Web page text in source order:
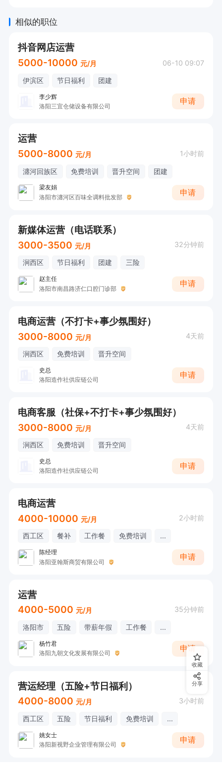
【联系我时，请说是在全洛阳直聘上看到的】
相似的职位
抖音网店运营
5000-10000 元/月 06-10 09:07
伊滨区 节日福利 团建
李少辉
洛阳三宜仓储设备有限公司
申请
运营
5000-8000 元/月 1小时前
瀍河回族区 免费培训 晋升空间 团建
梁友娟
洛阳市瀍河区百味全调料批发部
申请
新媒体运营（电话联系）
3000-3500 元/月 32分钟前
涧西区 节日福利 团建 三险
赵主任
洛阳市南昌路济仁口腔门诊部
申请
电商运营（不打卡+事少氛围好）
3000-8000 元/月 4天前
涧西区 免费培训 晋升空间
史总
洛阳造作社供应链公司
申请
电商客服（社保+不打卡+事少氛围好）
3000-8000 元/月 4天前
涧西区 免费培训 晋升空间
史总
洛阳造作社供应链公司
申请
电商运营
4000-10000 元/月 2小时前
西工区 餐补 工作餐 免费培训 ...
陈经理
洛阳亚翰斯商贸有限公司
申请
运营
4000-5000 元/月 35分钟前
洛阳市 五险 带薪年假 工作餐 ...
杨竹君
洛阳九朝文化发展有限公司
申请
营运经理（五险+节日福利）
4000-8000 元/月 3小时前
西工区 五险 节日福利 免费培训 ...
姚女士
洛阳新视野企业管理有限公司
申请
收藏
分享